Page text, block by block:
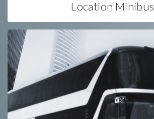
Location Minibus